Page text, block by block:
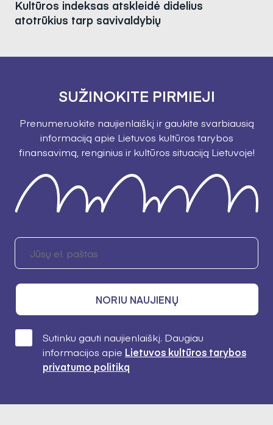
Kultūros indeksas atskleidė didelius
atotrūkius tarp savivaldybių
SUŽINOKITE PIRMIEJI
Prenumeruokite naujienlaiškį ir gaukite svarbiausią
informaciją apie Lietuvos kultūros tarybos
finansavimą, renginius ir kultūros situaciją Lietuvoje!
NORIU NAUJIENŲ
Sutinku gauti naujienlaiškį. Daugiau
informacijos apie Lietuvos kultūros tarybos
privatumo politiką